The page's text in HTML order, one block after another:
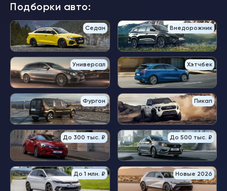
Подборки авто:
Седан Внедорожник
Универсал Хэтчбек
Фургон Пикап
До 300 тыс. ₽ До 500 тыс. ₽
До 1 млн. ₽ Новые 2026